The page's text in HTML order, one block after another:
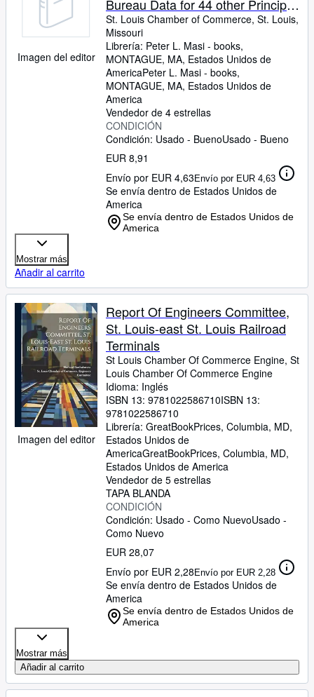
Imagen del editor
Bureau Data for 44 other Principal
Cities. September, 1937
St. Louis Chamber of Commerce, St. Louis,
Missouri
Librería: Peter L. Masi - books,
MONTAGUE, MA, Estados Unidos de
AmericaPeter L. Masi - books,
MONTAGUE, MA, Estados Unidos de
America
Vendedor de 4 estrellas
CONDICIÓN
Condición: Usado - BuenoUsado - Bueno
EUR 8,91
Envío por EUR 4,63Envío por EUR 4,63
Se envía dentro de Estados Unidos de
America
Se envía dentro de Estados Unidos de
America
Mostrar más
Añadir al carrito
Imagen del editor
Report Of Engineers Committee,
St. Louis-east St. Louis Railroad
Terminals
St Louis Chamber Of Commerce Engine, St
Louis Chamber Of Commerce Engine
Idioma: Inglés
ISBN 13: 9781022586710ISBN 13:
9781022586710
Librería: GreatBookPrices, Columbia, MD,
Estados Unidos de
AmericaGreatBookPrices, Columbia, MD,
Estados Unidos de America
Vendedor de 5 estrellas
TAPA BLANDA
CONDICIÓN
Condición: Usado - Como NuevoUsado -
Como Nuevo
EUR 28,07
Envío por EUR 2,28Envío por EUR 2,28
Se envía dentro de Estados Unidos de
America
Se envía dentro de Estados Unidos de
America
Mostrar más
Añadir al carrito